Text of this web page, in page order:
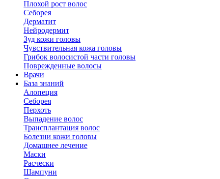
Плохой рост волос
Cеборея
Дерматит
Нейродермит
Зуд кожи головы
Чувствительная кожа головы
Грибок волосистой части головы
Поврежденные волосы
Врачи
База знаний
Алопеция
Себорея
Перхоть
Выпадение волос
Трансплантация волос
Болезни кожи головы
Домашнее лечение
Маски
Расчески
Шампуни